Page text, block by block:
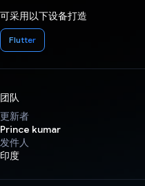
可采用以下设备打造
Flutter
团队
更新者
Prince kumar
发件人
印度